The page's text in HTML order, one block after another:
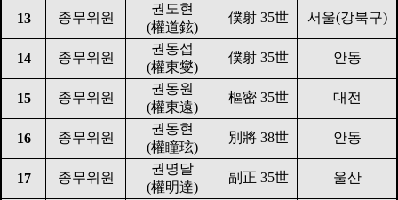
13 종무위원
권도현
(權道鉉)
僕射 35世 서울(강북구)
14 종무위원
권동섭
(權東燮)
僕射 35世 안동
15 종무위원
권동원
(權東遠)
樞密 35世 대전
16 종무위원
권동현
(權瞳玹)
別將 38世 안동
17 종무위원
권명달
(權明達)
副正 35世 울산